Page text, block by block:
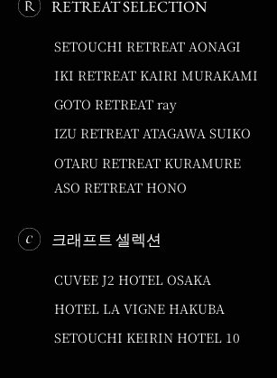
RETREAT SELECTION
SETOUCHI RETREAT AONAGI
IKI RETREAT KAIRI MURAKAMI
GOTO RETREAT ray
IZU RETREAT ATAGAWA SUIKO
OTARU RETREAT KURAMURE
ASO RETREAT HONO
크래프트 셀렉션
CUVEE J2 HOTEL OSAKA
HOTEL LA VIGNE HAKUBA
SETOUCHI KEIRIN HOTEL 10